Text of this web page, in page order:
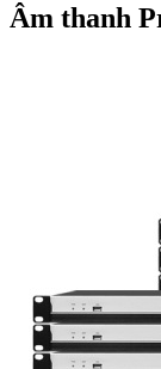
Âm thanh